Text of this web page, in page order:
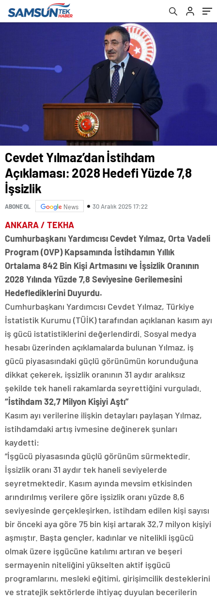
Cevdet Yılmaz’dan İstihdam
Açıklaması: 2028 Hedefi Yüzde 7,8
İşsizlik
ABONE OL News 30 Aralık 2025 17:22
ANKARA / TEKHA
Cumhurbaşkanı Yardımcısı Cevdet Yılmaz, Orta Vadeli
Program (OVP) Kapsamında İstihdamın Yıllık
Ortalama 842 Bin Kişi Artmasını ve İşsizlik Oranının
2028 Yılında Yüzde 7,8 Seviyesine Gerilemesini
Hedeflediklerini Duyurdu.
Cumhurbaşkanı Yardımcısı Cevdet Yılmaz, Türkiye
İstatistik Kurumu (TÜİK) tarafından açıklanan kasım ayı
iş gücü istatistiklerini değerlendirdi. Sosyal medya
hesabı üzerinden açıklamalarda bulunan Yılmaz, iş
gücü piyasasındaki güçlü görünümün korunduğuna
dikkat çekerek, işsizlik oranının 31 aydır aralıksız
şekilde tek haneli rakamlarda seyrettiğini vurguladı.
“İstihdam 32,7 Milyon Kişiyi Aştı”
Kasım ayı verilerine ilişkin detayları paylaşan Yılmaz,
istihdamdaki artış ivmesine değinerek şunları
kaydetti:
“İşgücü piyasasında güçlü görünüm sürmektedir.
İşsizlik oranı 31 aydır tek haneli seviyelerde
seyretmektedir. Kasım ayında mevsim etkisinden
arındırılmış verilere göre işsizlik oranı yüzde 8,6
seviyesinde gerçekleşirken, istihdam edilen kişi sayısı
bir önceki aya göre 75 bin kişi artarak 32,7 milyon kişiyi
aşmıştır. Başta gençler, kadınlar ve nitelikli işgücü
olmak üzere işgücüne katılımı artıran ve beşeri
sermayenin niteliğini yükselten aktif işgücü
programlarını, mesleki eğitimi, girişimcilik desteklerini
ve stratejik sektörlerde ihtiyaç duyulan becerilerin